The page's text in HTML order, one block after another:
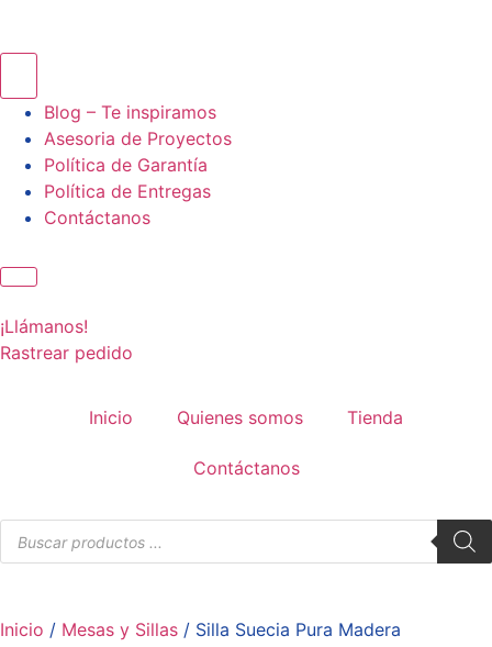
Blog – Te inspiramos
Asesoria de Proyectos
Política de Garantía
Política de Entregas
Contáctanos
¡Llámanos!
Rastrear pedido
Inicio Quienes somos Tienda
Contáctanos
Inicio / Mesas y Sillas / Silla Suecia Pura Madera